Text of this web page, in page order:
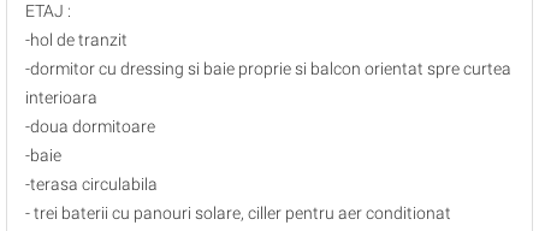
ETAJ :
-hol de tranzit
-dormitor cu dressing si baie proprie si balcon orientat spre curtea
interioara
-doua dormitoare
-baie
-terasa circulabila
- trei baterii cu panouri solare, ciller pentru aer conditionat